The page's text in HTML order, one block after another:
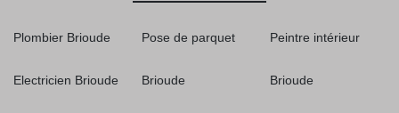
Plombier Brioude
Electricien Brioude
Pose de parquet
Brioude
Peintre intérieur
Brioude